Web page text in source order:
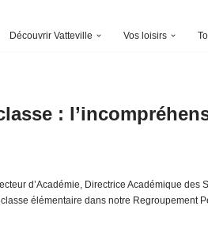
Découvrir Vatteville Vos loisirs
:
d’Académie, Directrice Académique
élémentaire dans notre Regroupement